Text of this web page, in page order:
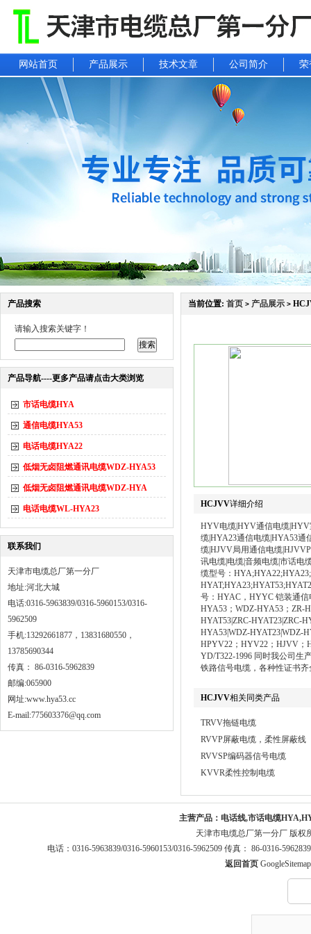
网站首页 产品展示 技术文章 公司简介 荣
产品搜索
请输入搜索关键字！
产品导航----更多产品请点击大类浏览
市话电缆HYA
通信电缆HYA53
电话电缆HYA22
低烟无卤阻燃通讯电缆WDZ-HYA53
低烟无卤阻燃通讯电缆WDZ-HYA
电话电缆WL-HYA23
联系我们
天津市电缆总厂第一分厂
地址:河北大城
电话:0316-5963839/0316-5960153/0316-
5962509
手机:13292661877，13831680550，
13785690344
传真： 86-0316-5962839
邮编:065900
网址:www.hya53.cc
E-mail:775603376@qq.com
当前位置: 首页 > 产品展示 >
HCJVV详细介绍
HYV电缆|HYV通信电缆|HYV
缆|HYA23通信电缆|HYA53通
缆|HJVV局用通信电缆
讯电缆|电缆|音频电缆|市话电
缆型号：
号：HYAC，HYYC 铠装通信
HYA53；WDZ-HYA53；ZR-
HYAT53|ZRC-HYAT23|ZRC-
HYA53|WDZ-HYAT23|WDZ-
HPYV22；HYV22；HJVV；
YD/T322-1996 同时我公司生
铁路信号电缆，各种性证书
HCJVV相关同类产品
TRVV拖链电缆
RVVP屏蔽电缆，柔性屏蔽线
RVVSP编码器信号电缆
KVVR柔性控制电缆
主营产品： 电话线,市话电缆
天津市电缆总厂第一分厂 版权
电话：0316-5963839/0316-5960153/0316-5962509 传真： 86-0316-
返回首页 GoogleSitemap